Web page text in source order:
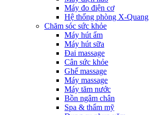
Máy đo điện cơ
Hệ thống phòng X-Quang
Chăm sóc sức khỏe
Máy hút ẩm
Máy hút sữa
Đai massage
Cân sức khỏe
Ghế massage
Máy massage
Máy tăm nước
Bồn ngâm chân
Spa & thẩm mỹ